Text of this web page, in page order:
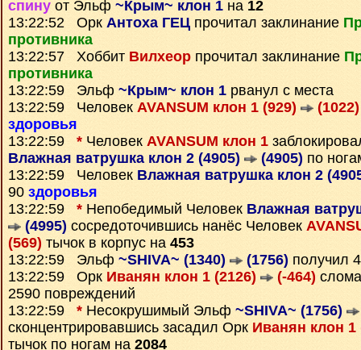
спину от Эльф ~Крым~ клон 1 на 12
13:22:52 Орк Антоха ГЕЦ прочитал заклинание
противника
13:22:57 Хоббит Вилхеор прочитал заклинание
противника
13:22:59 Эльф ~Крым~ клон 1 рванул с места
13:22:59 Человек AVANSUM клон 1 (929) (1022)
здоровья
13:22:59 * Человек AVANSUM клон 1
Влажная ватрушка клон 2 (4905)
(4905) по
13:22:59 Человек Влажная ватрушка клон 2
90 здоровья
13:22:59 * Непобедимый Человек Влажная
(4995) сосредоточившись нанёс Человек
(569) тычок в корпус на 453
13:22:59 Эльф ~SHIVA~ (1340) (1756) получил
13:22:59 Орк Иванян клон 1 (2126) (-464)
2590 повреждений
13:22:59 * Несокрушимый Эльф ~SHIVA~ (1756)
сконцентрировавшись засадил Орк Иванян клон 1
тычок по ногам на 2084